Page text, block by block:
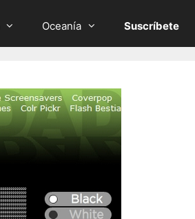
Oceanía Suscríbete